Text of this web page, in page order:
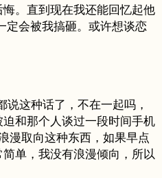
。直到现在我还能回忆起他
定会被我搞砸。或许想谈恋
这种话了，不在一起吗，
和那个人谈过一段时间手机
漫取向这种东西，如果早点
单，我没有浪漫倾向，所以